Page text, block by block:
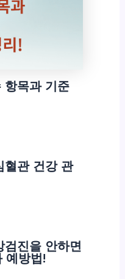
항목과 기준
혈관 건강 관
진을 안하면
예방법!